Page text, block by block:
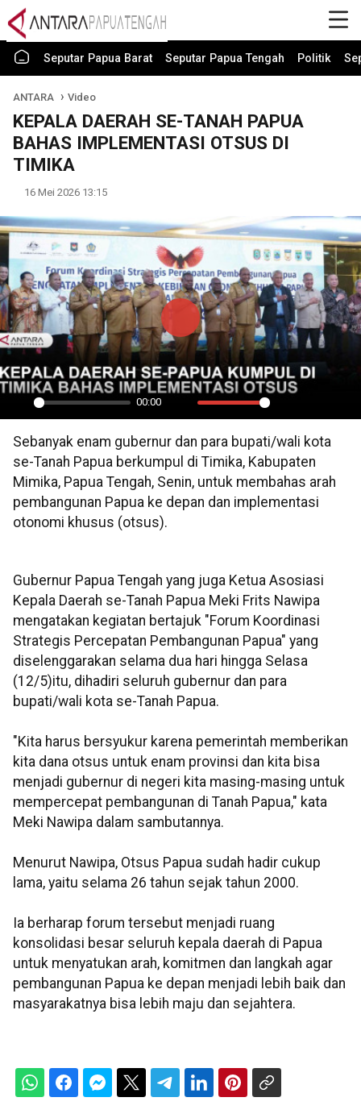
Seputar Papua Barat Seputar Papua Tengah Politik
ANTARA Video
KEPALA DAERAH SE-TANAH PAPUA
BAHAS IMPLEMENTASI OTSUS DI
TIMIKA
16 Mei 2026 13:15
Play
00:00
Mute Settings
PIP
Play
Sebanyak enam gubernur dan para bupati/wali kota
se-Tanah Papua berkumpul di Timika, Kabupaten
Mimika, Papua Tengah, Senin, untuk membahas arah
pembangunan Papua ke depan dan implementasi
otonomi khusus (otsus).
Gubernur Papua Tengah yang juga Ketua Asosiasi
Kepala Daerah se-Tanah Papua Meki Frits Nawipa
mengatakan kegiatan bertajuk "Forum Koordinasi
Strategis Percepatan Pembangunan Papua" yang
diselenggarakan selama dua hari hingga Selasa
(12/5)itu, dihadiri seluruh gubernur dan para
bupati/wali kota se-Tanah Papua.
"Kita harus bersyukur karena pemerintah memberikan
kita dana otsus untuk enam provinsi dan kita bisa
menjadi gubernur di negeri kita masing-masing untuk
mempercepat pembangunan di Tanah Papua," kata
Meki Nawipa dalam sambutannya.
Menurut Nawipa, Otsus Papua sudah hadir cukup
lama, yaitu selama 26 tahun sejak tahun 2000.
Ia berharap forum tersebut menjadi ruang
konsolidasi besar seluruh kepala daerah di Papua
untuk menyatukan arah, komitmen dan langkah agar
pembangunan Papua ke depan menjadi lebih baik dan
masyarakatnya bisa lebih maju dan sejahtera.